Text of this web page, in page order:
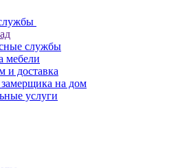
службы
мебели
и доставка
на дом
услуги